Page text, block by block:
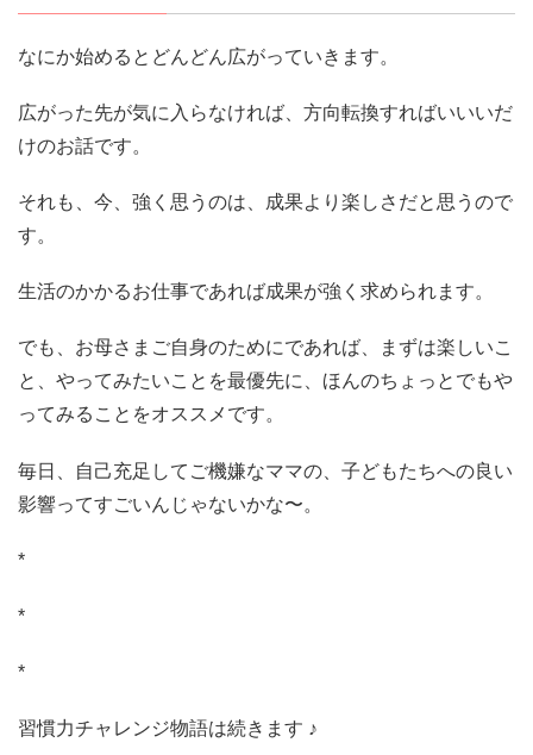
なにか始めるとどんどん広がっていきます。
広がった先が気に入らなければ、方向転換すればいいいだ
けのお話です。
それも、今、強く思うのは、成果より楽しさだと思うので
す。
生活のかかるお仕事であれば成果が強く求められます。
でも、お母さまご自身のためにであれば、まずは楽しいこ
と、やってみたいことを最優先に、ほんのちょっとでもや
ってみることをオススメです。
毎日、自己充足してご機嫌なママの、子どもたちへの良い
影響ってすごいんじゃないかな〜。
*
*
*
習慣力チャレンジ物語は続きます ♪